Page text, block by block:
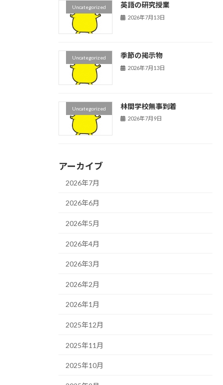
Uncategorized 英語の研究授業
2026年7月13日
Uncategorized 季節の掲示物
2026年7月13日
Uncategorized 林間学校無事到着
2026年7月9日
アーカイブ
2026年7月
2026年6月
2026年5月
2026年4月
2026年3月
2026年2月
2026年1月
2025年12月
2025年11月
2025年10月